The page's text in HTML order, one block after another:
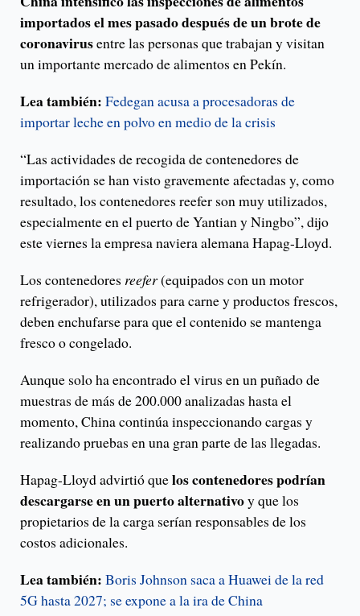
importados el mes pasado después de un brote de
coronavirusentre las personas que trabajan y visitan
un importante mercado de alimentos en Pekín.
Lea también: Fedegan acusa a procesadoras de
importar leche en polvo en medio de la crisis
“Las actividades de recogida de contenedores de
importación se han visto gravemente afectadas y, como
resultado, los contenedores reefer son muy utilizados,
especialmente en el puerto de Yantian y Ningbo”, dijo
este viernes la empresa naviera alemana Hapag-Lloyd.
Los contenedores reefer(equipados con un motor
refrigerador), utilizados para carne y productos frescos,
deben enchufarse para que el contenido se mantenga
fresco o congelado.
Aunque solo ha encontrado el virus en un puñado de
muestras de más de 200.000 analizadas hasta el
momento, China continúa inspeccionando cargas y
realizando pruebas en una gran parte de las llegadas.
Hapag-Lloyd advirtió quelos contenedores podrían
descargarse en un puerto alternativoy que los
propietarios de la carga serían responsables de los
costos adicionales.
Lea también: Boris Johnson saca a Huawei de la red
5G hasta 2027; se expone a la ira de China